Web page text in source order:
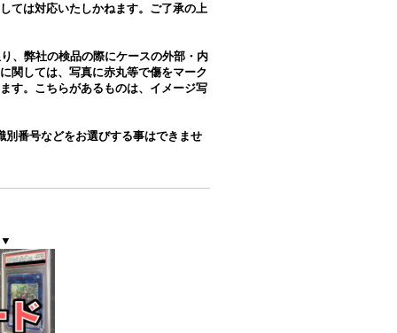
ては対応いたしかねます。ご了承の上
、弊社の検品の際にケースの外部・内
関しては、写真に赤丸等で傷をマーク
す。こちらがあるものは、イメージ写
別番号などをお選びする事はできませ
▼